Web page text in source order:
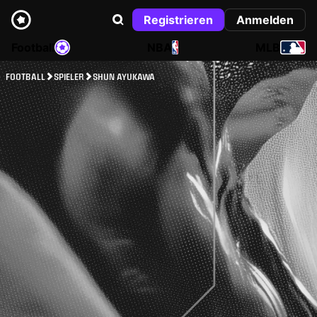
Registrieren
Anmelden
NBA
FOOTBALL SPIELER SHUN AYUKAWA